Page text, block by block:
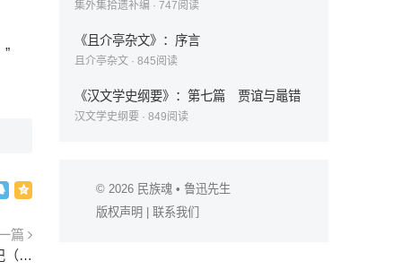
篇
《译文序跋集》：《一篇很短的传奇》译者附记（二）
集外集拾遗补编 · 747阅读
《且介亭杂文》：序言
且介亭杂文 · 845阅读
《汉文学史纲要》：第七篇 贾谊与鼂错
汉文学史纲要 · 849阅读
© 2026 民族魂 • 鲁迅先生
版权声明
联系我们